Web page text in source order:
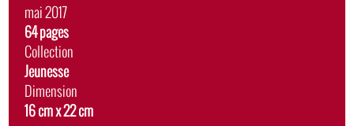
Date
de
sortie
mai 2017
Album
64 pages
Collection
Jeunesse
Dimension
16 cm x 22 cm